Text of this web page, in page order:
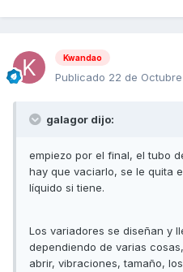
Kwandao
Publicado 22 de Octubre
galagor dijo:
empiezo por el final, el tubo
hay que vaciarlo, se le quita
líquido si tiene.
Los variadores se diseñan y
dependiendo de varias
abrir, vibraciones, tamaño,